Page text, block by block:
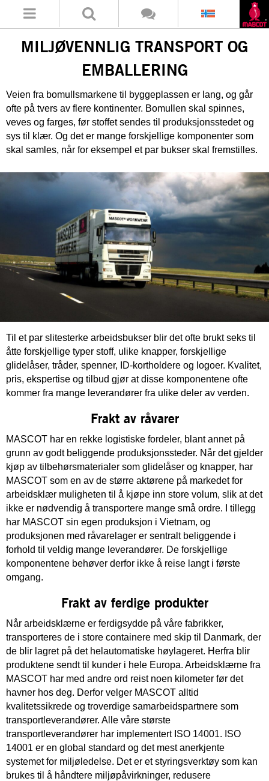
MILJØVENNLIG TRANSPORT OG
EMBALLERING
Veien fra bomullsmarkene til byggeplassen er lang, og går
ofte på tvers av flere kontinenter. Bomullen skal spinnes,
veves og farges, før stoffet sendes til produksjonsstedet og
sys til klær. Og det er mange forskjellige komponenter som
skal samles, når for eksempel et par bukser skal fremstilles.
Til et par slitesterke arbeidsbukser blir det ofte brukt seks til
åtte forskjellige typer stoff, ulike knapper, forskjellige
glidelåser, tråder, spenner, ID-kortholdere og logoer. Kvalitet,
pris, ekspertise og tilbud gjør at disse komponentene ofte
kommer fra mange leverandører fra ulike deler av verden.
Frakt av råvarer
MASCOT har en rekke logistiske fordeler, blant annet på
grunn av godt beliggende produksjonssteder. Når det gjelder
kjøp av tilbehørsmaterialer som glidelåser og knapper, har
MASCOT som en av de større aktørene på markedet for
arbeidsklær muligheten til å kjøpe inn store volum, slik at det
ikke er nødvendig å transportere mange små ordre. I tillegg
har MASCOT sin egen produksjon i Vietnam, og
produksjonen med råvarelager er sentralt beliggende i
forhold til veldig mange leverandører. De forskjellige
komponentene behøver derfor ikke å reise langt i første
omgang.
Frakt av ferdige produkter
Når arbeidsklærne er ferdigsydde på våre fabrikker,
transporteres de i store containere med skip til Danmark, der
de blir lagret på det helautomatiske høylageret. Herfra blir
produktene sendt til kunder i hele Europa. Arbeidsklærne fra
MASCOT har med andre ord reist noen kilometer før det
havner hos deg. Derfor velger MASCOT alltid
kvalitetssikrede og troverdige samarbeidspartnere som
transportleverandører. Alle våre største
transportleverandører har implementert ISO 14001. ISO
14001 er en global standard og det mest anerkjente
systemet for miljøledelse. Det er et styringsverktøy som kan
brukes til å håndtere miljøpåvirkninger, redusere